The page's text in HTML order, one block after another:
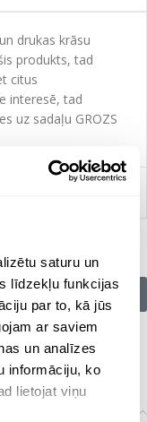
saturu un
līdzekļu funkcijas
par to, kā jūs
ar saviem
un analīzes
informāciju, ko
lietojat viņu
drukas krāsu
produkts, tad
citus
interesē, tad
uz sadaļu GROZS